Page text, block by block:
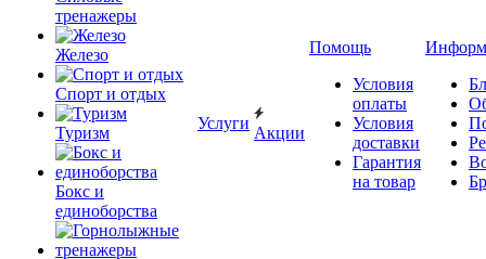
тренажеры
Железо
Спорт и отдых
Туризм
Бокс и
единоборства
Услуги
Акции
Помощь
Условия
оплаты
Условия
доставки
Гарантия
на товар